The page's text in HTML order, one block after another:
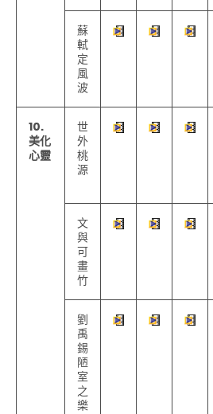
蘇
軾
定
風
波
10.
美化
心靈
世
外
桃
源
文
與
可
畫
竹
劉
禹
錫
陋
室
之
樂